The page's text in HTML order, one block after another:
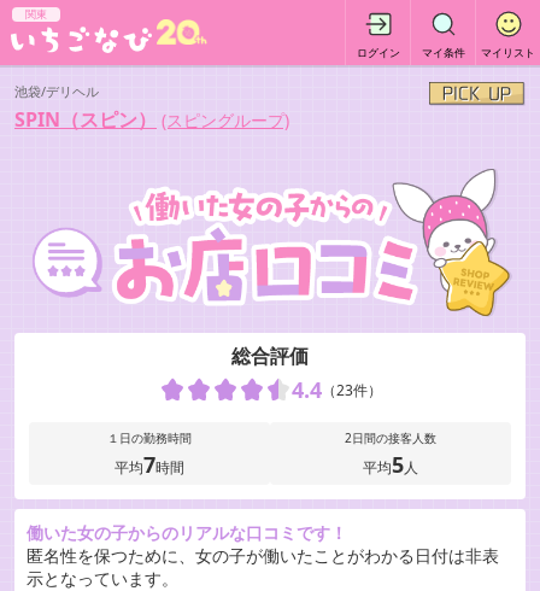
関東
ログイン マイ条件 マイリスト
池袋/デリヘル
SPIN（スピン） (スピングループ)
総合評価
4.4（23件）
１日の勤務時間
平均7時間
2日間の接客人数
平均5人
働いた女の子からのリアルな口コミです！
匿名性を保つために、女の子が働いたことがわかる日付は非表
示となっています。